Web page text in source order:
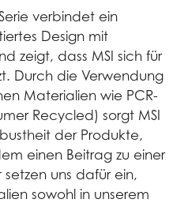
verbindet ein
Design mit
zeigt, dass MSI sich für
Durch die Verwendung
Materialien wie PCR-
Recycled) sorgt MSI
der Produkte,
einen Beitrag zu einer
setzen uns dafür ein,
sowohl in unserem